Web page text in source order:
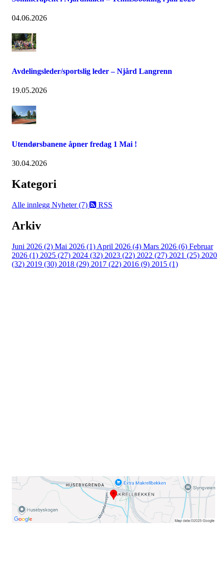
04.06.2026
Avdelingsleder/sportslig leder – Njård Langrenn
19.05.2026
Utendørsbanene åpner fredag 1 Mai !
30.04.2026
Kategori
Alle innlegg Nyheter (7) RSS
Arkiv
Juni 2026 (2) Mai 2026 (1) April 2026 (4) Mars 2026 (6) Februar
2026 (1) 2025 (27) 2024 (32) 2023 (22) 2022 (27) 2021 (25) 2020
(32) 2019 (30) 2018 (29) 2017 (22) 2016 (9) 2015 (1)